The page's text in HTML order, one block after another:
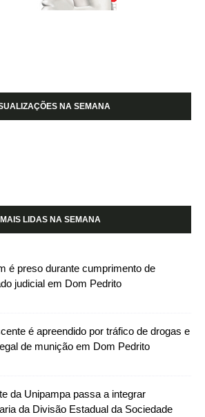
NA SEMANA
MAIS LIDAS NA SEMANA
é preso durante cumprimento de
judicial em Dom Pedrito
é apreendido por tráfico de drogas e
de munição em Dom Pedrito
da Unipampa passa a integrar
da Divisão Estadual da Sociedade